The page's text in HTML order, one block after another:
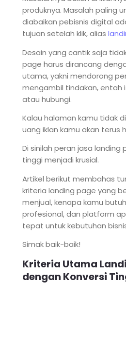
produknya. Masalah paling
diabaikan pebisnis digital
tujuan setelah klik, alias
Desain yang cantik saja
page harus dirancang
utama, yakni mendorong
mengambil tindakan, entah
atau hubungi.
Kalau halaman kamu tidak
uang iklan kamu akan terus
Di sinilah peran jasa landing
tinggi menjadi krusial.
Artikel berikut membahas
kriteria landing page yang
menjual, kenapa kamu
profesional, dan platform
tepat untuk kebutuhan
Simak baik-baik!
Kriteria Utama
dengan Konversi